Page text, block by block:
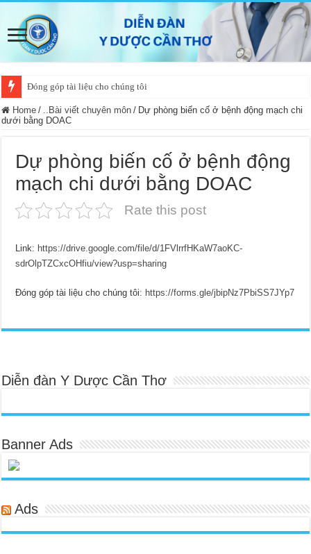
Đóng góp tài liệu cho chúng tôi
Home / ..Bài viết chuyên môn / Dự phòng biến cố ở bệnh động mạch chi
dưới bằng DOAC
Dự phòng biến cố ở bệnh động
mạch chi dưới bằng DOAC
Rate this post
Link: https://drive.google.com/file/d/1FVlrrfHKaW7aoKC-
sdrOlpTZCxcOHfiu/view?usp=sharing
Đóng góp tài liệu cho chúng tôi: https://forms.gle/jbipNz7PbiSS7JYp7
Diễn đàn Y Dược Cần Thơ
Banner Ads
Ads